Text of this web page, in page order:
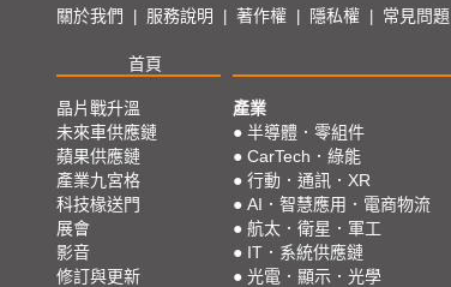
關於我們 服務說明 著作權 隱私權 常見問題
首頁
晶片戰升溫
未來車供應鏈
蘋果供應鏈
產業九宮格
科技椽送門
展會
影音
修訂與更新
產業
● 半導體．零組件
● CarTech．綠能
● 行動．通訊．XR
● AI．智慧應用．電商物流
● 航太．衛星．軍工
● IT．系統供應鏈
● 光電．顯示．光學